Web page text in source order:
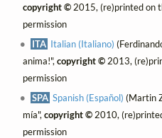
copyright ©2015, (re)printed on
permission
ITA Italian (Italiano)
anima!", copyright ©2013,
permission
SPA Spanish (Español) (Martin
mía", copyright ©2010,
permission